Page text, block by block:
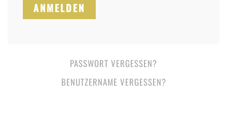
ANMELDEN
PASSWORT VERGESSEN?
BENUTZERNAME VERGESSEN?